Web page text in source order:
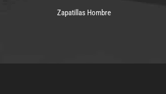
Zapatillas Hombre